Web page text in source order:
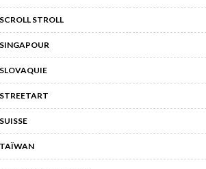
SCROLL STROLL
SINGAPOUR
SLOVAQUIE
STREETART
SUISSE
TAÏWAN